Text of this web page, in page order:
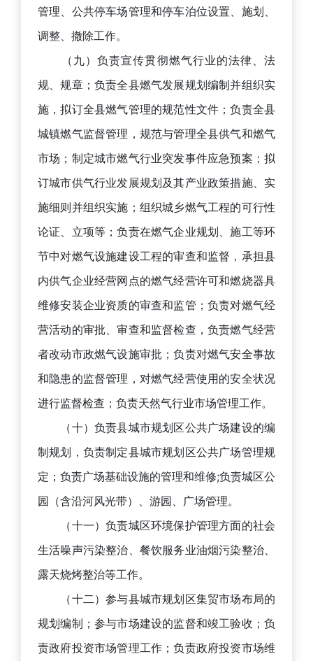
管理、公共停车场管理和停车泊位设置、施划、
调整、撤除工作。
（九）负责宣传贯彻燃气行业的法律、法
规、规章；负责全县燃气发展规划编制并组织实
施，拟订全县燃气管理的规范性文件；负责全县
城镇燃气监督管理，规范与管理全县供气和燃气
市场；制定城市燃气行业突发事件应急预案；拟
订城市供气行业发展规划及其产业政策措施、实
施细则并组织实施；组织城乡燃气工程的可行性
论证、立项等；负责在燃气企业规划、施工等环
节中对燃气设施建设工程的审查和监督，承担县
内供气企业经营网点的燃气经营许可和燃烧器具
维修安装企业资质的审查和监管；负责对燃气经
营活动的审批、审查和监督检查，负责燃气经营
者改动市政燃气设施审批；负责对燃气安全事故
和隐患的监督管理，对燃气经营使用的安全状况
进行监督检查；负责天然气行业市场管理工作。
（十）负责县城市规划区公共广场建设的编
制规划，负责制定县城市规划区公共广场管理规
定；负责广场基础设施的管理和维修;负责城区公
园（含沿河风光带）、游园、广场管理。
（十一）负责城区环境保护管理方面的社会
生活噪声污染整治、餐饮服务业油烟污染整治、
露天烧烤整治等工作。
（十二）参与县城市规划区集贸市场布局的
规划编制；参与市场建设的监督和竣工验收；负
责政府投资市场管理工作；负责政府投资市场维